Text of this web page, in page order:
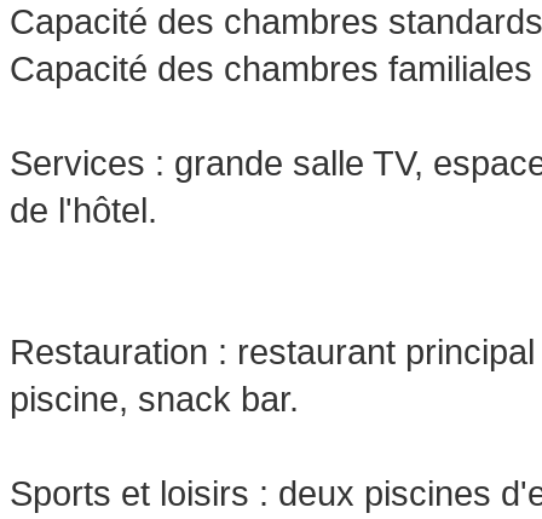
Capacité des chambres
Capacité des chambres
Services : grande salle TV,
de l'hôtel.
Restauration : restaurant
piscine, snack bar.
Sports et loisirs : deux piscines